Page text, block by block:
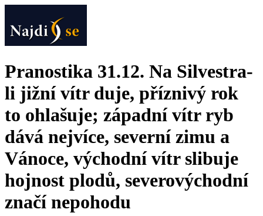
Pranostika 31.12. Na Silvestra-
li jižní vítr duje, příznivý rok
to ohlašuje; západní vítr ryb
dává nejvíce, severní zimu a
Vánoce, východní vítr slibuje
hojnost plodů, severovýchodní
značí nepohodu